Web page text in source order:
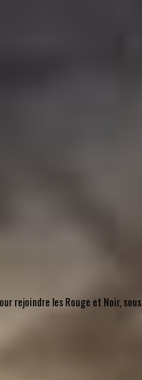
rejoindre les Rouge et Noir, sous...